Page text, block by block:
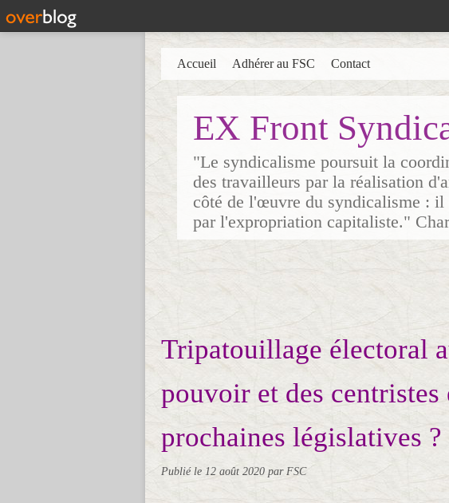
EX Front
"Le syndicalisme poursuit la
des travailleurs par la réalisation
côté de l'œuvre du syndicalisme : il
par l'expropriation capitaliste."
Accueil Adhérer au FSC Contact
Tripatouillage électoral
pouvoir et des centristes
prochaines législatives ?
Publié le 12 août 2020 par FSC